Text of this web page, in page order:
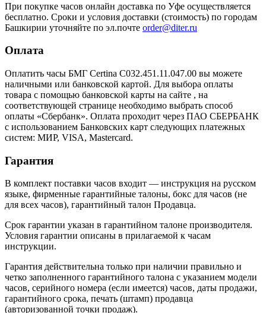
При покупке часов онлайн доставка по Уфе осуществляется
бесплатно. Сроки и условия доставки (стоимость) по городам
Башкирии уточняйте по эл.почте order@diter.ru
Оплата
Оплатить часы БМГ Certina C032.451.11.047.00 вы можете
наличными или банковской картой. Для выбора оплаты
товара с помощью банковской карты на сайте , на
соответствующей странице необходимо выбрать способ
оплаты «Сбербанк». Оплата проходит через ПАО СБЕРБАНК
с использованием Банковских карт следующих платежных
систем: МИР, VISA, Mastercard.
Гарантия
В комплект поставки часов входит — инструкция на русском
языке, фирменные гарантийные талоны, бокс для часов (не
для всех часов), гарантийный талон Продавца.
Срок гарантии указан в гарантийном талоне производителя.
Условия гарантии описаны в прилагаемой к часам
инструкции.
Гарантия действительна только при наличии правильно и
четко заполненного гарантийного талона с указанием модели
часов, серийного номера (если имеется) часов, даты продажи,
гарантийного срока, печать (штамп) продавца
(авторизованной точки продаж).